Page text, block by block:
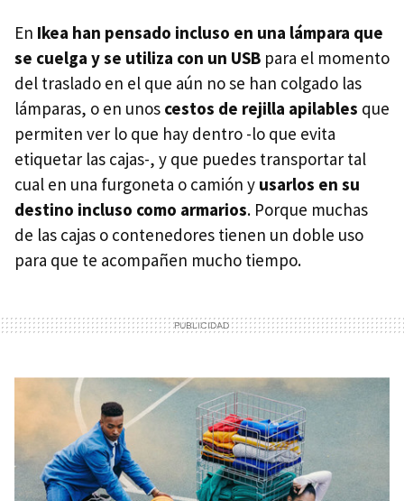
En Ikea han pensado incluso en una lámpara que
se cuelga y se utiliza con un USB para el momento
del traslado en el que aún no se han colgado las
lámparas, o en unos cestos de rejilla apilables que
permiten ver lo que hay dentro -lo que evita
etiquetar las cajas-, y que puedes transportar tal
cual en una furgoneta o camión y usarlos en su
destino incluso como armarios. Porque muchas
de las cajas o contenedores tienen un doble uso
para que te acompañen mucho tiempo.